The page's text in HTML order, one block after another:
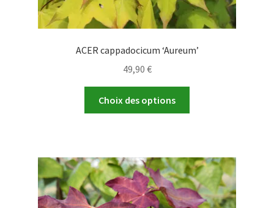
ACER cappadocicum ‘Aureum’
49,90 €
Choix des options
Les
options
peuvent